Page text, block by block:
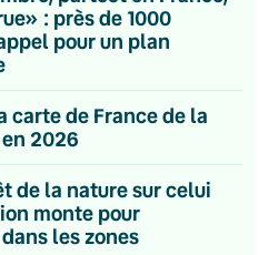
: près de 1000
pour un plan
carte de France de la
2026
de la nature sur celui
monte pour
les zones